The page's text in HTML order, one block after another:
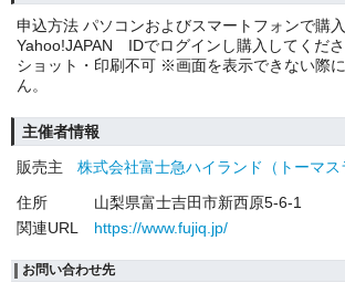
申込方法 パソコンおよびスマートフォンで購入
Yahoo!JAPAN IDでログインし購入してくだ
ショット・印刷不可 ※画面を表示できない際
ん。
主催者情報
販売主
株式会社富士急ハイランド（トーマス
住所
山梨県富士吉田市新西原5-6-1
関連URL
https://www.fujiq.jp/
お問い合わせ先